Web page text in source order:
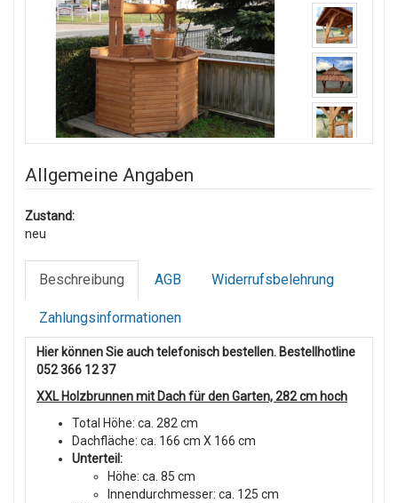
Allgemeine Angaben
Zustand:
neu
Beschreibung AGB Widerrufsbelehrung
Zahlungsinformationen
Hier können Sie auch telefonisch bestellen. Bestellhotline
052 366 12 37
XXL Holzbrunnen mit Dach für den Garten, 282 cm hoch
Total Höhe: ca. 282 cm
Dachfläche: ca. 166 cm X 166 cm
Unterteil:
Höhe: ca. 85 cm
Innendurchmesser: ca. 125 cm